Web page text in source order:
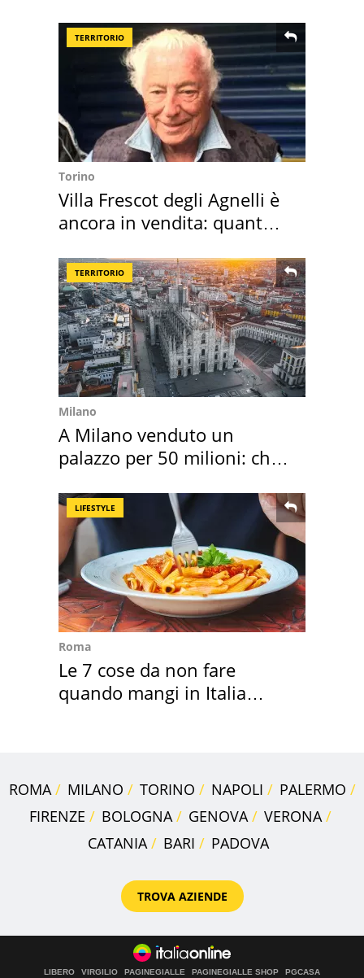
TERRITORIO
Torino
Villa Frescot degli Agnelli è
ancora in vendita: quanto
TERRITORIO
Milano
A Milano venduto un
palazzo per 50 milioni: chi
LIFESTYLE
Roma
Le 7 cose da non fare
quando mangi in Italia
ROMA MILANO TORINO NAPOLI
PALERMO
FIRENZE
BOLOGNA GENOVA
VERONA
CATANIA
BARI PADOVA
TROVA AZIENDE
LIBERO VIRGILIO PAGINEGIALLE PAGINEGIALLE SHOP
PGCASA